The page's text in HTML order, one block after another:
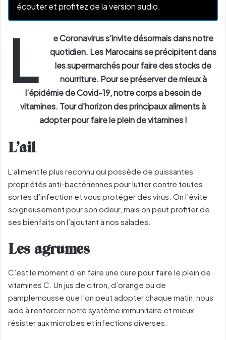
écouter et profitez de la version audio.
L
e Coronavirus s’invite désormais dans notre
quotidien. Les Marocains se précipitent dans
les supermarchés pour faire des stocks de
nourriture. Pour se préserver de mieux à
l’épidémie de Covid-19, notre corps a besoin de
vitamines. Tour d’horizon des principaux aliments à
adopter pour faire le plein de vitamines !
L’ail
L’aliment le plus reconnu qui possède de puissantes
propriétés anti-bactériennes pour lutter contre toutes
sortes d’infection et vous protéger des virus. On l’évite
soigneusement pour son odeur, mais on peut profiter de
ses bienfaits on l’ajoutant à nos salades.
Les agrumes
C’est le moment d’en faire une cure pour faire le plein de
vitamines C. Un jus de citron, d’orange ou de
pamplemousse que l’on peut adopter chaque matin, nous
aide à renforcer notre système immunitaire et mieux
résister aux microbes et infections diverses.